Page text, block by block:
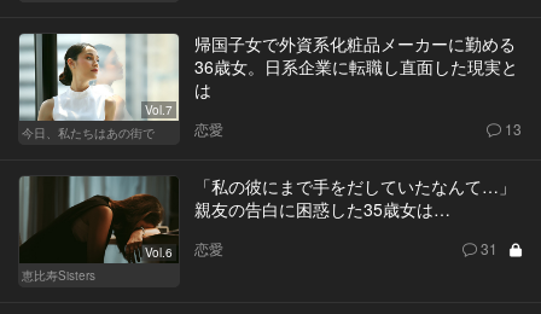
Vol.7
今日、私たちはあの街で
帰国子女で外資系化粧品メーカーに勤める
36歳女。日系企業に転職し直面した現実と
は
恋愛 13
Vol.6
恵比寿Sisters
「私の彼にまで手をだしていたなんて…」
親友の告白に困惑した35歳女は…
恋愛 31